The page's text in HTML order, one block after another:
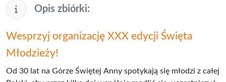
Opis zbiórki:
Wesprzyj organizację XXX edycji Święta
Młodzieży!
Od 30 lat na Górze Świętej Anny spotykają się młodzi z całej